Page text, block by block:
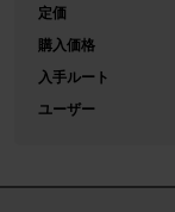
定価
購入価格
入手ルート
ユーザー